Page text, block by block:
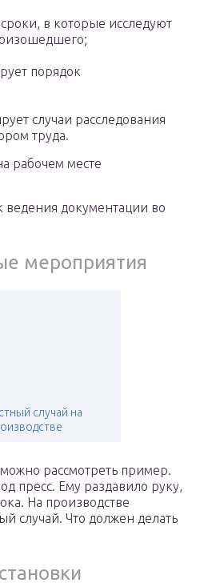
в которые исследуют
порядок
случаи расследования
труда.
рабочем месте
ведения документации во
мероприятия
случай на
рассмотреть пример.
пресс. Ему раздавило руку,
На производстве
случай. Что должен делать